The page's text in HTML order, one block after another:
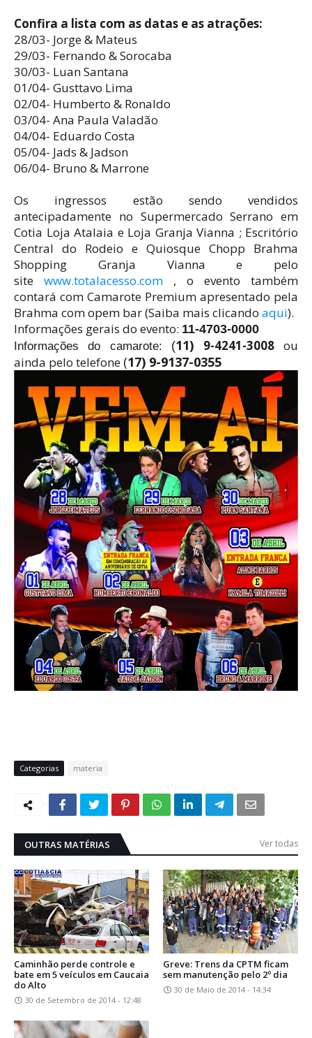
Confira a lista com as datas e as atrações:
28/03- Jorge & Mateus
29/03- Fernando & Sorocaba
30/03- Luan Santana
01/04- Gusttavo Lima
02/04- Humberto & Ronaldo
03/04- Ana Paula Valadão
04/04- Eduardo Costa
05/04- Jads & Jadson
06/04- Bruno & Marrone
Os ingressos estão sendo vendidos
antecipadamente no Supermercado Serrano em
Cotia Loja Atalaia e Loja Granja Vianna ; Escritório
Central do Rodeio e Quiosque Chopp Brahma
Shopping Granja Vianna e pelo
site www.totalacesso.com , o evento também
contará com Camarote Premium apresentado pela
Brahma com opem bar (Saiba mais clicando aqui).
Informações gerais do evento: 11-4703-0000
Informações do camarote: (11) 9-4241-3008 ou
ainda pelo telefone (17) 9-9137-0355
Categorias materia
OUTRAS MATÉRIAS Ver todas
Caminhão perde controle e
bate em 5 veículos em Caucaia
do Alto
30 de Setembro de 2014 - 12:48
Greve: Trens da CPTM ficam
sem manutenção pelo 2º dia
30 de Maio de 2014 - 14:34